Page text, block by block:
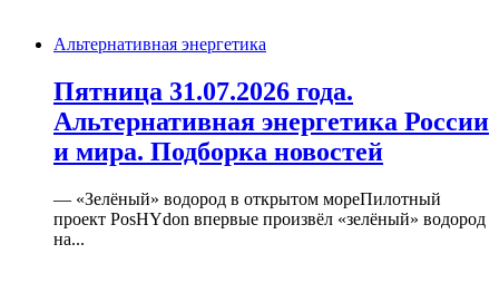
Альтернативная энергетика
Пятница 31.07.2026 года.
Альтернативная энергетика России
и мира. Подборка новостей
— «Зелёный» водород в открытом мореПилотный
проект PosHYdon впервые произвёл «зелёный» водород
на...